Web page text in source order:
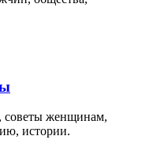
советы женщинам,
истории.